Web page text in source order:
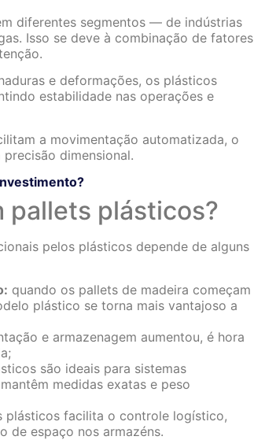
diferentes segmentos — de indústrias
Isso se deve à combinação de fatores
e deformações, os plásticos
estabilidade nas operações e
a movimentação automatizada, o
dimensional.
pallets plásticos?
pelos plásticos depende de alguns
quando os pallets de madeira começam
plástico se torna mais vantajoso a
e armazenagem aumentou, é hora
são ideais para sistemas
medidas exatas e peso
plásticos facilita o controle logístico,
de espaço nos armazéns.